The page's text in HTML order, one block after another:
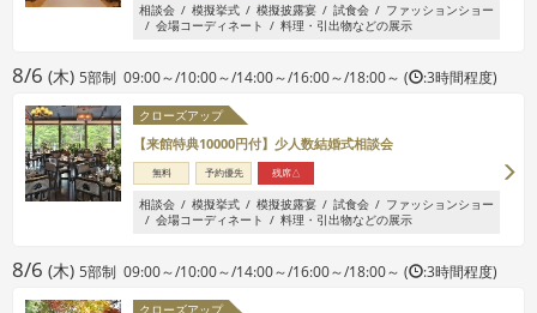
相談会 模擬挙式 模擬披露宴 試食会
ファッションショー
会場コーディネート
料理・引出物などの展示
8/6 (木) 5部制 09:00～/10:00～/14:00～/16:00～/18:00～ ( :3時間程度)
クローズアップ
【来館特典10000円付】少人数結婚式相談会
無料 予約優先 残席△
相談会 模擬挙式 模擬披露宴 試食会
ファッションショー
会場コーディネート
料理・引出物などの展示
8/6 (木) 5部制 09:00～/10:00～/14:00～/16:00～/18:00～ ( :3時間程度)
クローズアップ